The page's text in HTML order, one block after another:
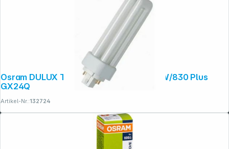
Osram DULUX T/E Energiesparlampe 26W/830 Plus
GX24Q
Artikel-Nr.:132724